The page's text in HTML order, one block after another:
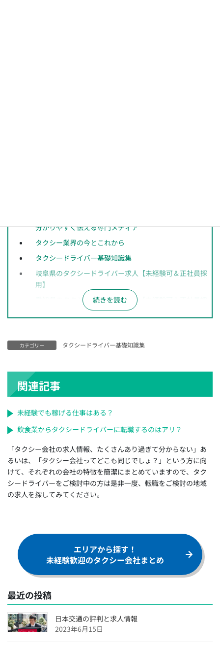
分かりやすく伝える専門メディア
タクシー業界の今とこれから
タクシードライバー基礎知識集
岐阜県のタクシードライバー求人【未経験可＆正社員採
用】
愛知県のタクシードライバー求人【未経験可＆正社員採
神奈川県のタクシードライバー求人【未経験可＆正社員
千葉県のタクシードライバー求人【未経験可＆正社員採
用】
用】
大阪府のタクシードライバー求人【未経験可＆正社員採
用】
沖縄県のタクシードライバー求人【未経験可＆正社員採
用】
福岡県のタクシードライバー求人【未経験可＆正社員採
用】
広島県のタクシードライバー求人【未経験可＆正社員採
滋賀県のタクシードライバー求人【未経験可＆正社員採
用】
兵庫県のタクシードライバー求人【未経験可＆正社員採
用】
京都府のタクシードライバー求人【未経験可＆正社員採
用】
カテゴリー タクシードライバー基礎知識集
関連記事
未経験でも稼げる仕事はある？
飲食業からタクシードライバーに転職するのはアリ？
「タクシー会社の求人情報、たくさんあり過ぎて分からない」あ
るいは、「タクシー会社ってどこも同じでしょ？」という方に向
けて、それぞれの会社の特徴を簡潔にまとめていますので、タク
シードライバーをご検討中の方は是非一度、転職をご検討の地域
の求人を探してみてください。
エリアから探す！
未経験歓迎のタクシー会社まとめ
最近の投稿
日本交通の評判と求人情報
2023年6月15日